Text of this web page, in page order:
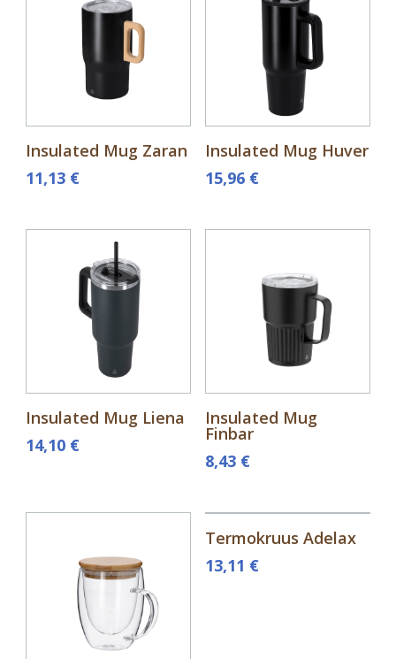
Insulated Mug Zaran
11,13 €
Insulated Mug Huver
15,96 €
Insulated Mug Liena
14,10 €
Insulated Mug
Finbar
8,43 €
Termokruus Adelax
13,11 €